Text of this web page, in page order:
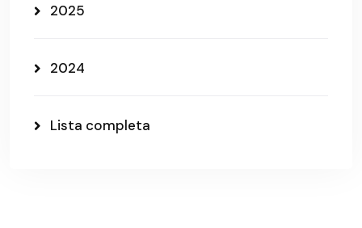
2025
2024
Lista completa